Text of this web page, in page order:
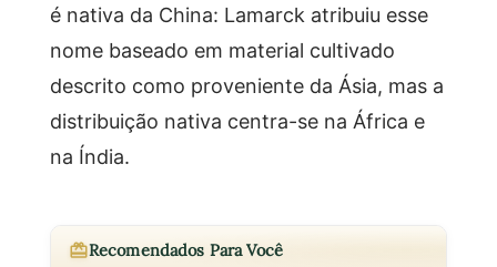
é nativa da China: Lamarck atribuiu esse
nome baseado em material cultivado
descrito como proveniente da Ásia, mas a
distribuição nativa centra-se na África e
na Índia.
Recomendados Para Você